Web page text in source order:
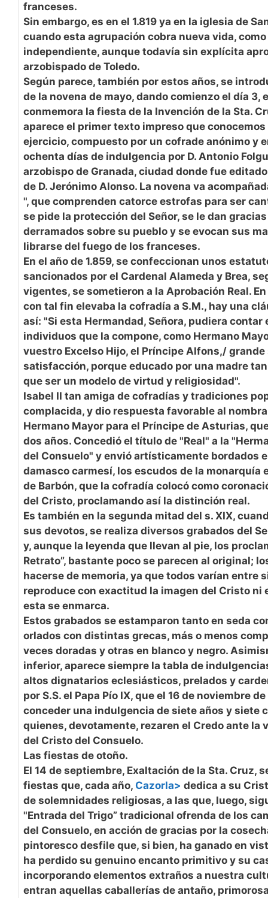
franceses.
Sin embargo, es en el 1.819 ya en la iglesia de
cuando esta agrupación cobra nueva vida,
independiente, aunque todavía sin explícita
arzobispado de Toledo.
Según parece, también por estos años, se
de la novena de mayo, dando comienzo el día 3,
conmemora la fiesta de la Invención de la Sta.
aparece el primer texto impreso que
ejercicio, compuesto por un cofrade anónimo y
ochenta días de indulgencia por D. Antonio
arzobispo de Granada, ciudad donde fue
de D. Jerónimo Alonso. La novena va
", que comprenden catorce estrofas para ser
se pide la protección del Señor, se le dan
derramados sobre su pueblo y se evocan sus
librarse del fuego de los franceses.
En el año de 1.859, se confeccionan unos
sancionados por el Cardenal Alameda y Brea,
vigentes, se sometieron a la Aprobación Real.
con tal fin elevaba la cofradía a S.M., hay una
así: "Si esta Hermandad, Señora, pudiera contar
individuos que la compone, como Hermano
vuestro Excelso Hijo, el Príncipe Alfons,/ grande
satisfacción, porque educado por una madre
que ser un modelo de virtud y religiosidad".
Isabel II tan amiga de cofradías y tradiciones
complacida, y dio respuesta favorable al
Hermano Mayor para el Príncipe de Asturias,
dos años. Concedió el título de "Real" a la
del Consuelo" y envió artísticamente bordados
damasco carmesí, los escudos de la monarquía
de Barbón, que la cofradía colocó como
del Cristo, proclamando así la distinción real.
Es también en la segunda mitad del s. XIX,
sus devotos, se realiza diversos grabados del
y, aunque la leyenda que llevan al pie, los
Retrato”, bastante poco se parecen al original;
hacerse de memoria, ya que todos varían entre
reproduce con exactitud la imagen del Cristo ni
esta se enmarca.
Estos grabados se estamparon tanto en seda
orlados con distintas grecas, más o menos
veces doradas y otras en blanco y negro.
inferior, aparece siempre la tabla de
altos dignatarios eclesiásticos, prelados y
por S.S. el Papa Pío IX, que el 16 de noviembre
conceder una indulgencia de siete años y siete
quienes, devotamente, rezaren el Credo ante la
del Cristo del Consuelo.
Las fiestas de otoño.
El 14 de septiembre, Exaltación de la Sta. Cruz,
fiestas que, cada año, Cazorla> dedica a su
de solemnidades religiosas, a las que, luego,
"Entrada del Trigo” tradicional ofrenda de los
del Consuelo, en acción de gracias por la
pintoresco desfile que, si bien, ha ganado en
ha perdido su genuino encanto primitivo y su
incorporando elementos extraños a nuestra
entran aquellas caballerías de antaño,